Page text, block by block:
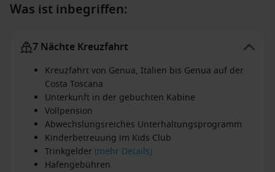
Was ist inbegriffen:
7 Nächte Kreuzfahrt
Kreuzfahrt von Genua, Italien bis Genua auf der
Costa Toscana
Unterkunft in der gebuchten Kabine
Vollpension
Abwechslungsreiches Unterhaltungsprogramm
Kinderbetreuung im Kids Club
Trinkgelder(mehr Details)
Hafengebühren